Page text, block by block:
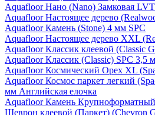
Aquafloor Нано (Nano) Замковая
Aquafloor Настоящее дерево
Aquafloor Камень (Stone) 4 мм SPC
Aquafloor Настоящее дерево XXL
Aquafloor Классик клеевой (Classic
Aquafloor Классик (Classic) SPC 3,5
Aquafloor Космический Орех XL
Aquafloor Космос паркет легкий
мм Английская елочка
Aquafloor Камень
Шеврон клеевой (Паркет) (Chevron